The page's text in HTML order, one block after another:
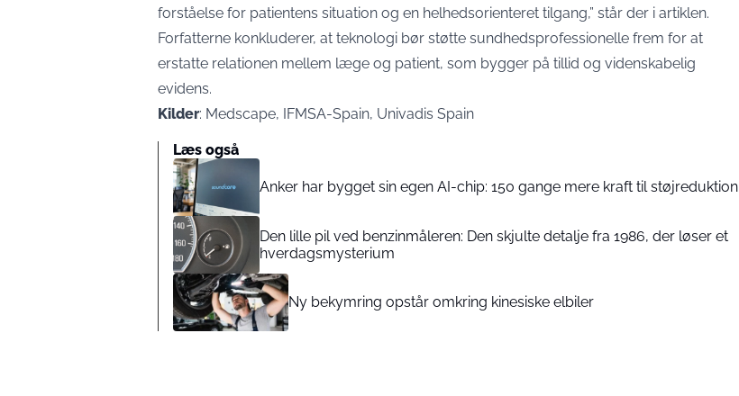
forståelse for patientens situation og en helhedsorienteret tilgang,” står der i artiklen.
Forfatterne konkluderer, at teknologi bør støtte sundhedsprofessionelle frem for at
erstatte relationen mellem læge og patient, som bygger på tillid og videnskabelig
evidens.
Kilder: Medscape, IFMSA-Spain, Univadis Spain
Læs også
Anker har bygget sin egen AI-chip: 150 gange mere kraft til støjreduktion
Den lille pil ved benzinmåleren: Den skjulte detalje fra 1986, der løser et
hverdagsmysterium
Ny bekymring opstår omkring kinesiske elbiler